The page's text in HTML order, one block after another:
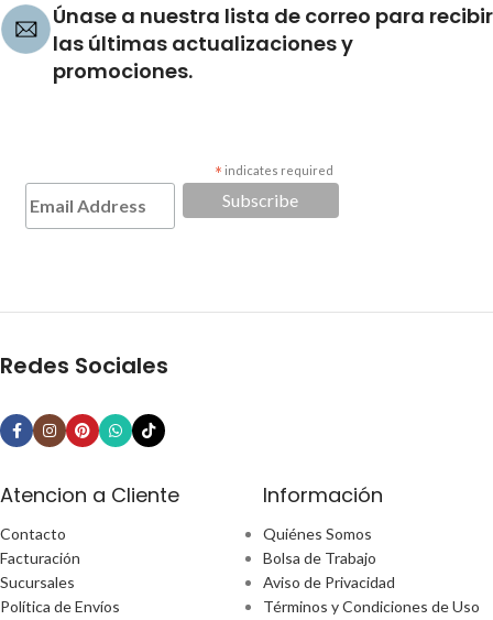
Únase a nuestra lista de correo para recibir
las últimas actualizaciones y
promociones.
* indicates required
Redes Sociales
Atencion a Cliente
Contacto
Facturación
Sucursales
Política de Envíos
Información
Quiénes Somos
Bolsa de Trabajo
Aviso de Privacidad
Términos y Condiciones de Uso